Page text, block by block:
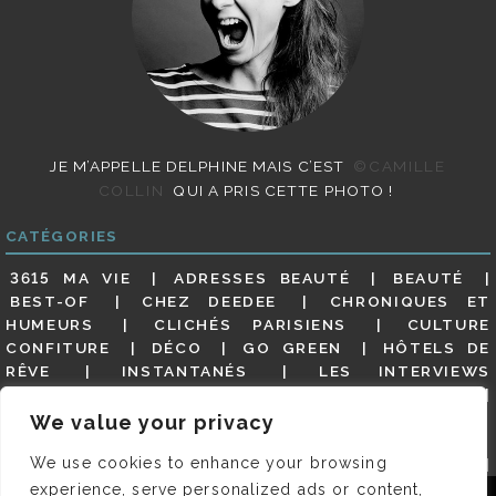
We value your privacy
We use cookies to enhance your browsing
experience, serve personalized ads or content,
JE M’APPELLE DELPHINE MAIS C’EST
©CAMILLE
COLLIN
QUI A PRIS CETTE PHOTO !
CATÉGORIES
3615 MA VIE ADRESSES BEAUTÉ
BEAUTÉ
BEST-OF
CHEZ DEEDEE
CHRONIQUES ET
HUMEURS
CLICHÉS PARISIENS
CULTURE
CONFITURE
DÉCO GO GREEN
HÔTELS DE
RÊVE
INSTANTANÉS
LES INTERVIEWS
MES ADRESSES
MODE NON CLASSÉ
GUIDE
PARIS EN PHOTOS
RESTAURANTS
REVUE DE PRESSE DÉTAILLÉE, SIOU PLAIT